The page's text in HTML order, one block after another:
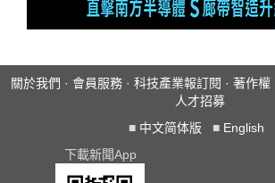
關於我們 · 會員服務 · 科技產業報訂閱 · 著作權
人才招募
■ 中文简体版 ■ English
下載新聞App